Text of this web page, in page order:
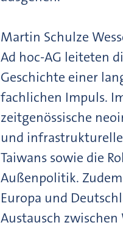
Martin Schulze
Ad hoc-AG leiteten
Geschichte einer
fachlichen Impuls.
zeitgenössische
und infrastrukturelle
Taiwans sowie die
Außenpolitik.
Europa und
Austausch